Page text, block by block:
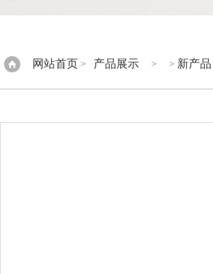
网站首页 > 产品展示 > > 新产品